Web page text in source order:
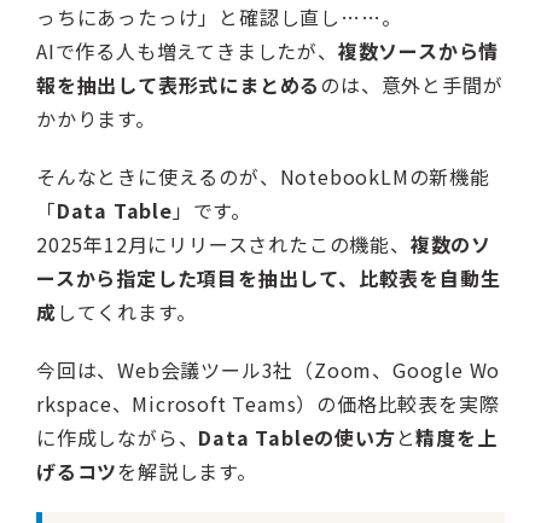
っちにあったっけ」と確認し直し……。
AIで作る人も増えてきましたが、 複数ソースから情
報を抽出して表形式にまとめるのは、意外と手間が
かかります。
そんなときに使えるのが、NotebookLMの新機能
「Data Table 」です。
2025年12月にリリースされたこの機能、 複数のソ
ースから指定した項目を抽出して、比較表を自動生
成してくれます。
今回は、Web会議ツール3社（Zoom、Google Wo
rkspace、Microsoft Teams）の価格比較表を実際
に作成しながら、 Data Tableの使い方と精度を上
げるコツを解説します。